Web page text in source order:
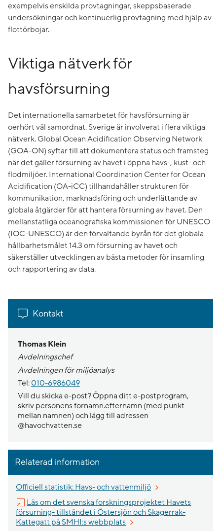
exempelvis enskilda provtagningar, skeppsbaserade
undersökningar och kontinuerlig provtagning med hjälp av
flottörbojar.
Viktiga nätverk för
havsförsurning
Det internationella samarbetet för havsförsurning är
oerhört väl samordnat. Sverige är involverat i flera viktiga
nätverk. Global Ocean Acidification Observing Network
(GOA-ON) syftar till att dokumentera status och framsteg
när det gäller försurning av havet i öppna havs-, kust- och
flodmiljöer. International Coordination Center for Ocean
Acidification (OA-iCC) tillhandahåller strukturen för
kommunikation, marknadsföring och underlättande av
globala åtgärder för att hantera försurning av havet. Den
mellanstatliga oceanografiska kommissionen för UNESCO
(IOC-UNESCO) är den förvaltande byrån för det globala
hållbarhetsmålet 14.3 om försurning av havet och
säkerställer utvecklingen av bästa metoder för insamling
och rapportering av data.
Kontakt
Thomas Klein
Avdelningschef
Avdelningen för miljöanalys
Tel: 010-6986049
Vill du skicka e-post? Öppna ditt e-postprogram,
skriv personens fornamn.efternamn (med punkt
mellan namnen) och lägg till adressen
@havochvatten.se
Relaterad information
Officiell statistik: Havs- och vattenmiljö
Läs om det svenska forskningsprojektet Havets
försurning- tillståndet i Östersjön och Skagerrak-
Kattegatt på SMHI:s webbplatsLänk till annan webbplats,